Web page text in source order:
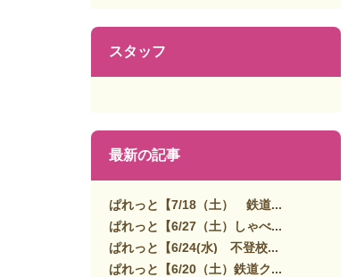
スタッフ
最新の記事
ぱれっと【7/18（土） 鉄道...
ぱれっと【6/27（土）しゃべ...
ぱれっと【6/24(水) 不登校...
ぱれっと【6/20（土）鉄道ク...